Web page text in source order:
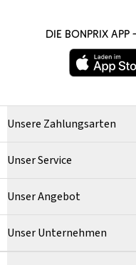
DIE BONPRIX APP
Unsere Zahlungsarten
Unser Service
Unser Angebot
Unser Unternehmen